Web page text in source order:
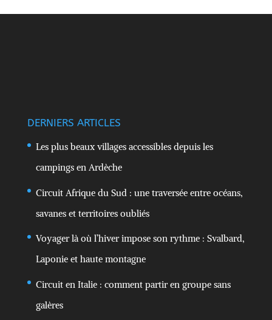
DERNIERS ARTICLES
Les plus beaux villages accessibles depuis les
campings en Ardèche
Circuit Afrique du Sud : une traversée entre océans,
savanes et territoires oubliés
Voyager là où l’hiver impose son rythme : Svalbard,
Laponie et haute montagne
Circuit en Italie : comment partir en groupe sans
galères